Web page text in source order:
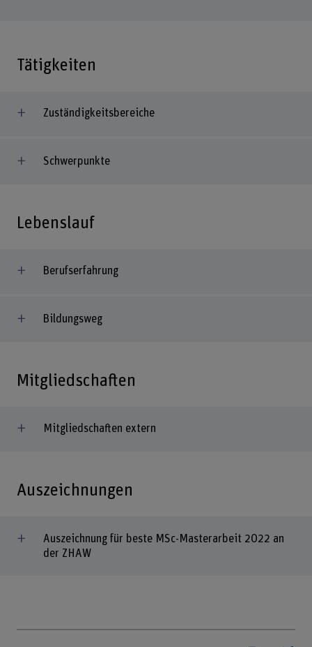
Tätigkeiten
Zuständigkeitsbereiche
Schwerpunkte
Lebenslauf
Berufserfahrung
Bildungsweg
Mitgliedschaften
Mitgliedschaften extern
Auszeichnungen
Auszeichnung für beste MSc-Masterarbeit 2022 an
der ZHAW